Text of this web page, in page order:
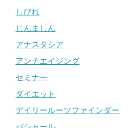
しびれ
じんましん
アナスタシア
アンチエイジング
セミナー
ダイエット
デイリールーツファインダー